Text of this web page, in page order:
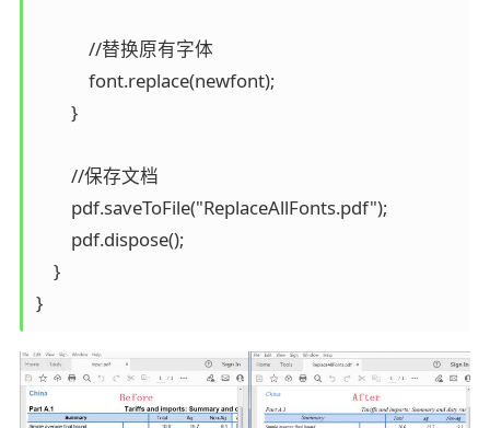
            //替换原有字体
            font.replace(newfont);
        }
        //保存文档
        pdf.saveToFile("ReplaceAllFonts.pdf");
        pdf.dispose();
    }
}